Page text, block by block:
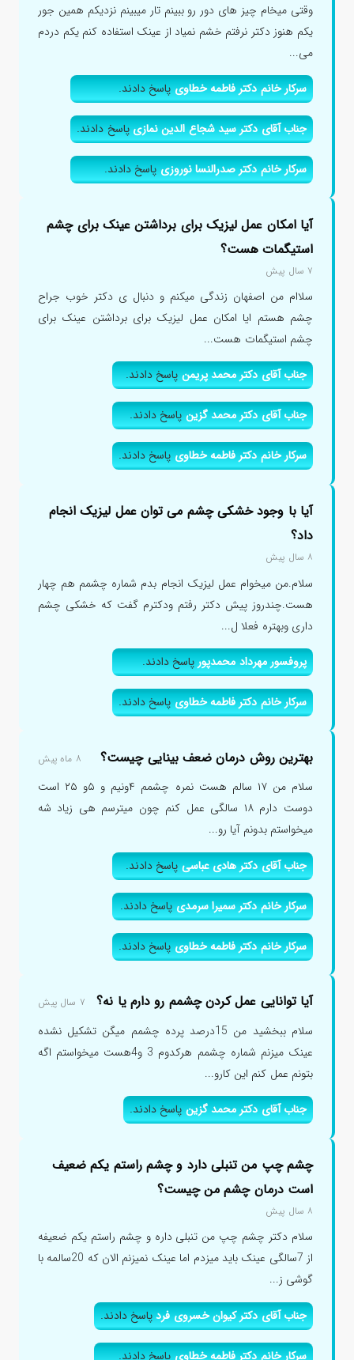
وقتی میخام چیز های دور رو ببینم تار میبینم نزدیکم همین جور
یکم هنوز دکتر نرفتم خشم نمیاد از عینک استفاده کنم یکم دردم
می...
سرکار خانم دکتر فاطمه خطاویپاسخ دادند.
جناب آقای دکتر سید شجاع الدین نمازیپاسخ دادند.
سرکار خانم دکتر صدرالنسا نوروزیپاسخ دادند.
آیا امکان عمل لیزیک برای برداشتن عینک برای چشم
استیگمات هست؟
۷ سال پیش
سلاام من اصفهان زندگی میکنم و دنبال ی دکتر خوب جراح
چشم هستم ایا امکان عمل لیزیک برای برداشتن عینک برای
چشم استیگمات هست...
جناب آقای دکتر محمد پریمنپاسخ دادند.
جناب آقای دکتر محمد گزینپاسخ دادند.
سرکار خانم دکتر فاطمه خطاویپاسخ دادند.
آیا با وجود خشکی چشم می توان عمل لیزیک انجام
داد؟
۸ سال پیش
سلام.من میخوام عمل لیزیک انجام بدم شماره چشمم هم چهار
هست.چندروز پیش دکتر رفتم ودکترم گفت که خشکی چشم
داری وبهتره فعلا ل...
پروفسور مهرداد محمدپورپاسخ دادند.
سرکار خانم دکتر فاطمه خطاویپاسخ دادند.
بهترین روش درمان ضعف بینایی چیست؟ ۸ ماه پیش
سلام من ۱۷ سالم هست نمره چشمم ۴ونیم و ۵و ۲۵ است
دوست دارم ۱۸ سالگی عمل کنم چون میترسم هی زیاد شه
میخواستم بدونم آیا رو...
جناب آقای دکتر هادی عباسیپاسخ دادند.
سرکار خانم دکتر سمیرا سرمدیپاسخ دادند.
سرکار خانم دکتر فاطمه خطاویپاسخ دادند.
آیا توانایی عمل کردن چشمم رو دارم یا نه؟ ۷ سال پیش
سلام ببخشید من 15درصد پرده چشمم میگن تشکیل نشده
عینک میزنم شماره چشمم هرکدوم 3 و4هست میخواستم اگه
بتونم عمل کنم این کارو...
جناب آقای دکتر محمد گزینپاسخ دادند.
چشم چپ من تنبلی دارد و چشم راستم یکم ضعیف
است درمان چشم من چیست؟
۸ سال پیش
سلام دکتر چشم چپ من تنبلی داره و چشم راستم یکم ضعیفه
از 7سالگی عینک باید میزدم اما عینک نمیزنم الان که 20سالمه با
گوشی ز...
جناب آقای دکتر کیوان خسروی فردپاسخ دادند.
سرکار خانم دکتر فاطمه خطاویپاسخ دادند.